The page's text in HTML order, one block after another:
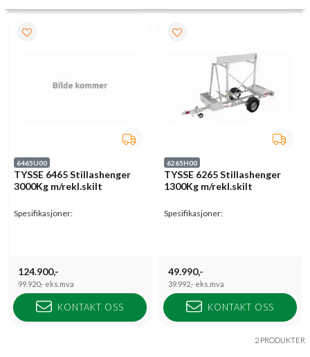
6465U00
TYSSE 6465 Stillashenger
3000Kg m/rekl.skilt
Spesifikasjoner:
124.900,-
99.920,- eks.mva
KONTAKT OSS
6265H00
TYSSE 6265 Stillashenger
1300Kg m/rekl.skilt
Spesifikasjoner:
49.990,-
39.992,- eks.mva
KONTAKT OSS
2 PRODUKTER